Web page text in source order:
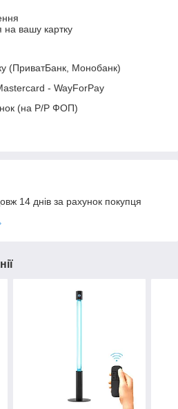
на вашу картку
(ПриватБанк, Монобанк)
- WayForPay
(на Р/Р ФОП)
14 днів за рахунок покупця